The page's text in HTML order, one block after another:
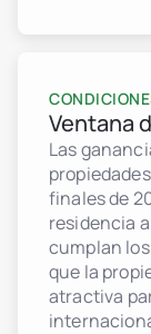
Ventana
Las
finales de
residencia
cumplan
que la
atractiva